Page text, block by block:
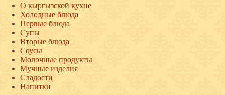
О кыргызской кухне
Холодные блюда
Первые блюда
Супы
Вторые блюда
Соусы
Молочные продукты
Мучные изделия
Сладости
Напитки